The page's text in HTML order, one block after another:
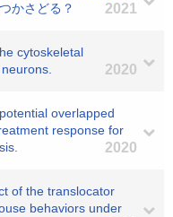
かさどる？
2021
cytoskeletal
2020
overlapped
response for
2020
of the translocator
behaviors under